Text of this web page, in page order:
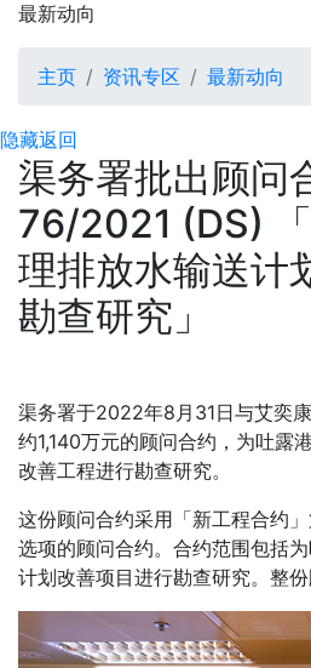
最新动向
最新动向
主页 资讯专区 最新动向
隐藏返回
渠务署批出顾问
76/2021 (DS)
理排放水输送计
勘查研究」
渠务署于2022年8月31日与艾奕
约1,140万元的顾问合约，为吐露
改善工程进行勘查研究。
这份顾问合约采用「新工程合约
选项的顾问合约。合约范围包括
计划改善项目进行勘查研究。整份